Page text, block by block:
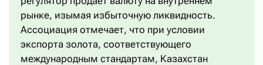
рынке, изымая избыточную ликвидность.
Ассоциация отмечает, что при условии
экспорта золота, соответствующего
международным стандартам, Казахстан